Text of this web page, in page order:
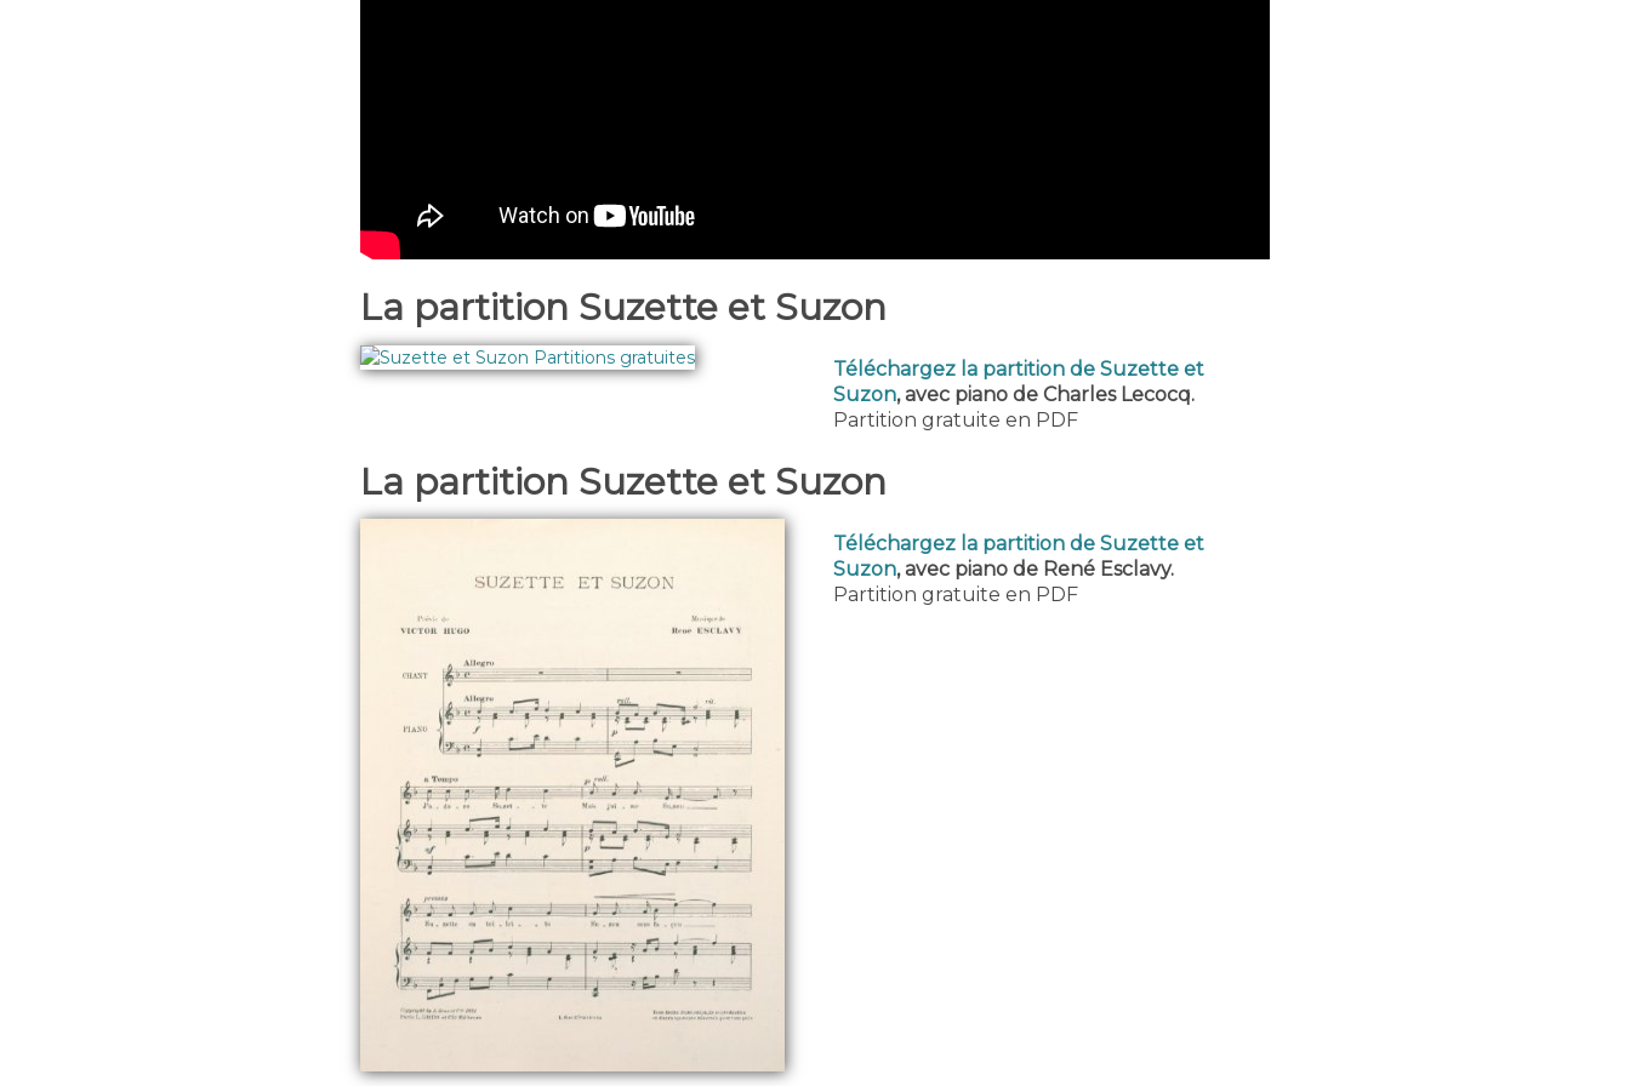
La partition Suzette et Suzon
Téléchargez la partition de Suzette et
Suzon, avec piano de Charles Lecocq.
Partition gratuite en PDF
La partition Suzette et Suzon
Téléchargez la partition de Suzette et
Suzon, avec piano de René Esclavy.
Partition gratuite en PDF